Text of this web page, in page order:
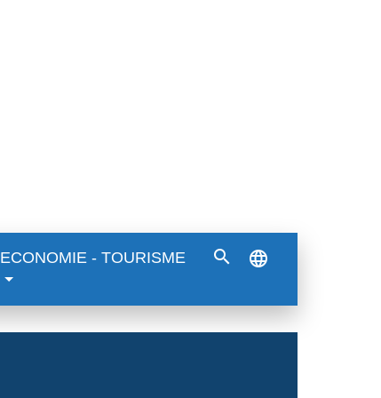
ECONOMIE - TOURISME search language